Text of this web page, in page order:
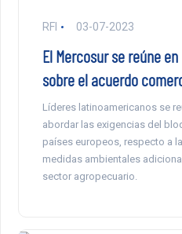
RFI 03-07-2023
El Mercosur se reúne
sobre el acuerdo
Líderes latinoamericanos se
abordar las exigencias del
países europeos, respecto a
medidas ambientales
sector agropecuario.